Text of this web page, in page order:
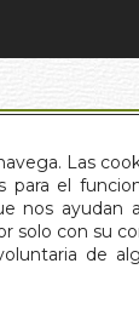
Las
el
nos ayudan
solo con su
de